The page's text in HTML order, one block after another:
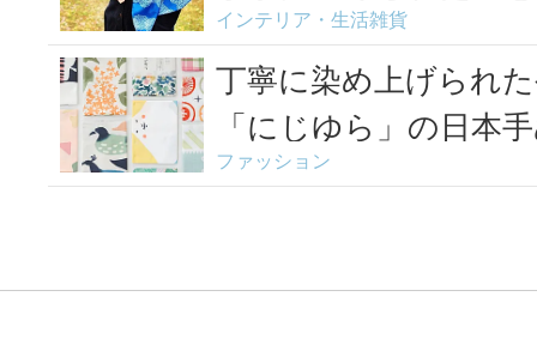
テム
インテリア・生活雑貨
丁寧に染め上げられ
「にじゆら」の日本
ファッション